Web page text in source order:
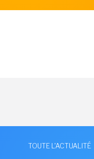
TOUTE L'ACTUALITÉ